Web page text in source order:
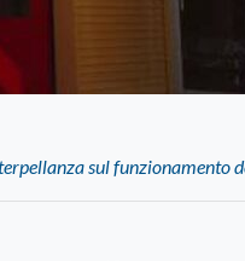
sul funzionamento